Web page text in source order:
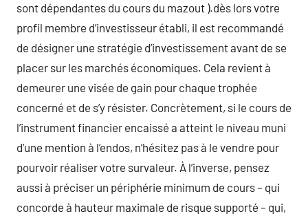
sont dépendantes du cours du mazout ).dès lors votre
profil membre d’investisseur établi, il est recommandé
de désigner une stratégie d’investissement avant de se
placer sur les marchés économiques. Cela revient à
demeurer une visée de gain pour chaque trophée
concerné et de s’y résister. Concrètement, si le cours de
l’instrument financier encaissé a atteint le niveau muni
d’une mention à l’endos, n’hésitez pas à le vendre pour
pourvoir réaliser votre survaleur. À l’inverse, pensez
aussi à préciser un périphérie minimum de cours – qui
concorde à hauteur maximale de risque supporté – qui,